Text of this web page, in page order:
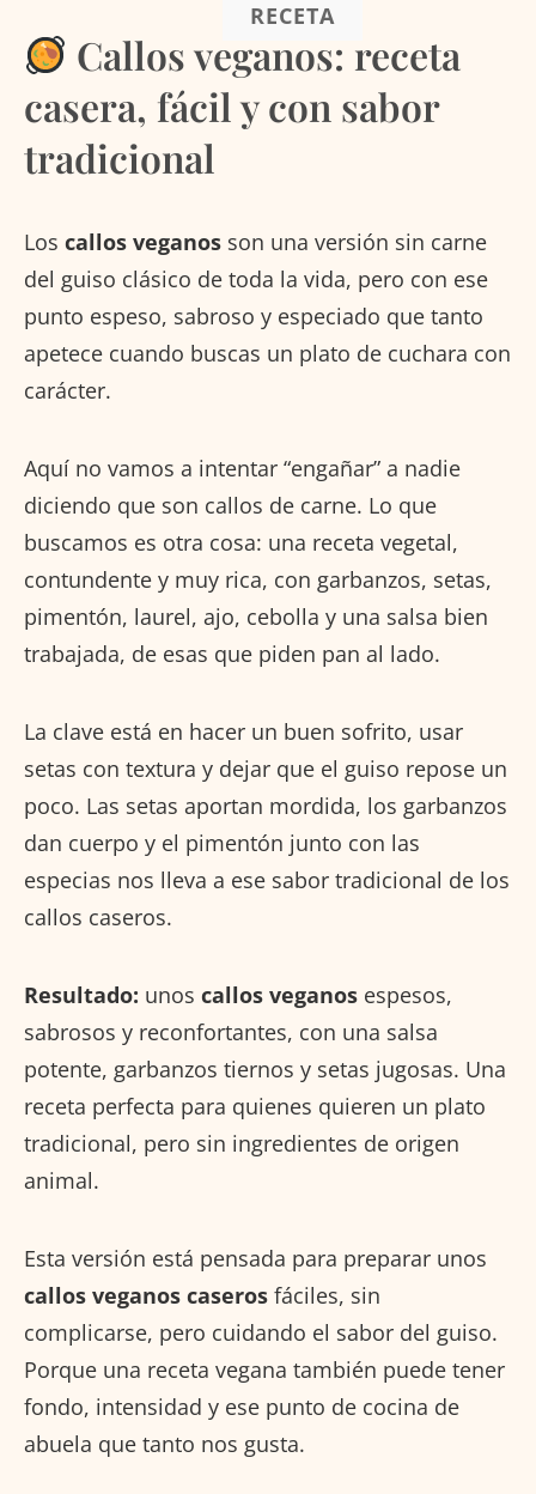
RECETA
Callos veganos: receta
casera, fácil y con sabor
tradicional
Los callos veganos son una versión sin carne
del guiso clásico de toda la vida, pero con ese
punto espeso, sabroso y especiado que tanto
apetece cuando buscas un plato de cuchara con
carácter.
Aquí no vamos a intentar “engañar” a nadie
diciendo que son callos de carne. Lo que
buscamos es otra cosa: una receta vegetal,
contundente y muy rica, con garbanzos, setas,
pimentón, laurel, ajo, cebolla y una salsa bien
trabajada, de esas que piden pan al lado.
La clave está en hacer un buen sofrito, usar
setas con textura y dejar que el guiso repose un
poco. Las setas aportan mordida, los garbanzos
dan cuerpo y el pimentón junto con las
especias nos lleva a ese sabor tradicional de los
callos caseros.
Resultado: unos callos veganos espesos,
sabrosos y reconfortantes, con una salsa
potente, garbanzos tiernos y setas jugosas. Una
receta perfecta para quienes quieren un plato
tradicional, pero sin ingredientes de origen
animal.
Esta versión está pensada para preparar unos
callos veganos caseros fáciles, sin
complicarse, pero cuidando el sabor del guiso.
Porque una receta vegana también puede tener
fondo, intensidad y ese punto de cocina de
abuela que tanto nos gusta.